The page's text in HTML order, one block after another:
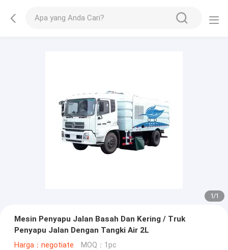
1/1
Mesin Penyapu Jalan Basah Dan Kering / Truk
Penyapu Jalan Dengan Tangki Air 2L
Harga：negotiate MOQ：1pc